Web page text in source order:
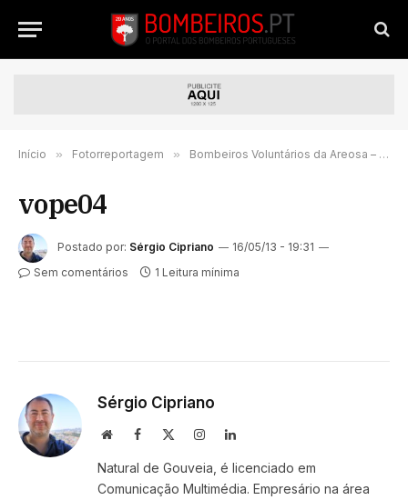
Início » Fotorreportagem » Bombeiros Voluntários da Areosa – Rio Tinto
vope04
Postado por: Sérgio Cipriano
16/05/13 - 19:31
Sem comentários
1 Leitura mínima
Sérgio Cipriano
WebsiteFacebook InstagramLinkedIn
Natural de Gouveia, é licenciado em
Comunicação Multimédia. Empresário na área